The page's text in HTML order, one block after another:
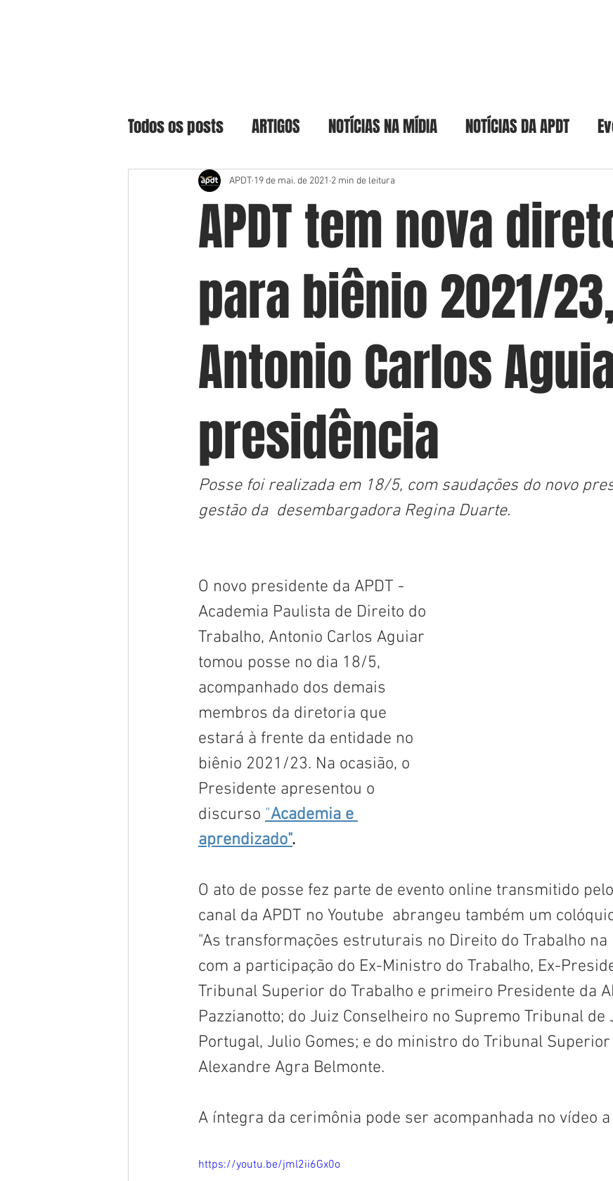
Todos os posts ARTIGOS NOTÍCIAS NA MÍDIA NOTÍCIAS DA APDT
APDT tem nova
para biênio 2021/
Antonio Carlos
presidência
APDT 19 de mai. de 2021 2 min de leitura
Posse foi realizada em 18/5, com saudações do novo
gestão da  desembargadora Regina Duarte.
O novo presidente da APDT -
Academia Paulista de Direito do
Trabalho, Antonio Carlos Aguiar
tomou posse no dia 18/5,
acompanhado dos demais
membros da diretoria que
estará à frente da entidade no
biênio 2021/23. Na ocasião, o
Presidente apresentou o
discurso "Academia e
aprendizado".
O ato de posse fez parte de evento online transmitido
canal da APDT no Youtube  abrangeu também um
"As transformações estruturais no Direito do Trabalho na
com a participação do Ex-Ministro do Trabalho, Ex-
Tribunal Superior do Trabalho e primeiro Presidente da
Pazzianotto; do Juiz Conselheiro no Supremo Tribunal de
Portugal, Julio Gomes; e do ministro do Tribunal Superior
Alexandre Agra Belmonte.
A íntegra da cerimônia pode ser acompanhada no vídeo
https://youtu.be/jml2ii6Gx0o